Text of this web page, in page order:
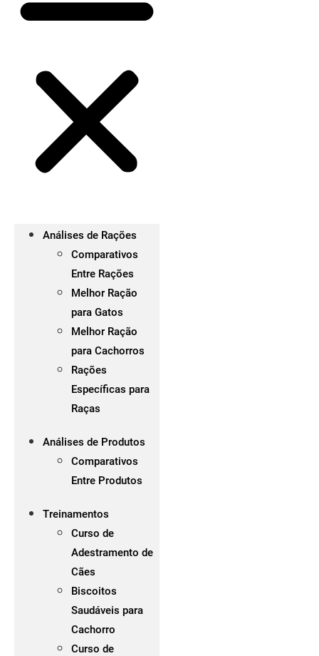
Análises de Rações
Comparativos
Entre Rações
Melhor Ração
para Gatos
Melhor Ração
para Cachorros
Rações
Específicas para
Raças
Análises de Produtos
Comparativos
Entre Produtos
Treinamentos
Curso de
Adestramento de
Cães
Biscoitos
Saudáveis para
Cachorro
Curso de